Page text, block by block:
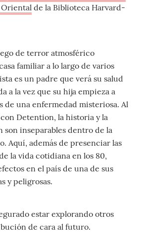
de la Biblioteca Harvard-
de terror atmosférico
familiar a lo largo de varios
es un padre que verá su salud
a la vez que su hija empieza a
de una enfermedad misteriosa. Al
Detention, la historia y la
son inseparables dentro de la
Aquí, además de presenciar las
la vida cotidiana en los 80,
en el país de una de sus
y peligrosas.
estar explorando otros
de cara al futuro.